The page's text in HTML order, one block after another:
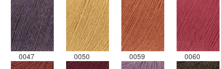
0047 0050 0059 0060